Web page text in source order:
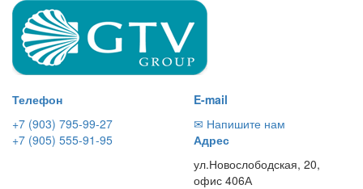
Телефон
+7 (903) 795-99-27
+7 (905) 555-91-95
E-mail
✉ Напишите нам
Адрес
ул.Новослободская, 20,
офис 406А